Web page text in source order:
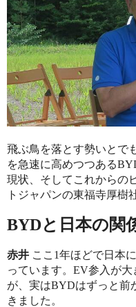
飛ぶ鳥を落とす勢いとで
を急速に高めつつある
現状、そしてこれからの
トジャパンの東福寺厚樹
BYDと日本の関
赤井 ここ1年ほどで日本
っています。EV参入が
が、実はBYDはずっと前
きました。